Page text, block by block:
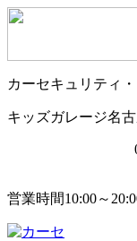
カーセキュリティ
キッズガレージ名
営業時間10:00～